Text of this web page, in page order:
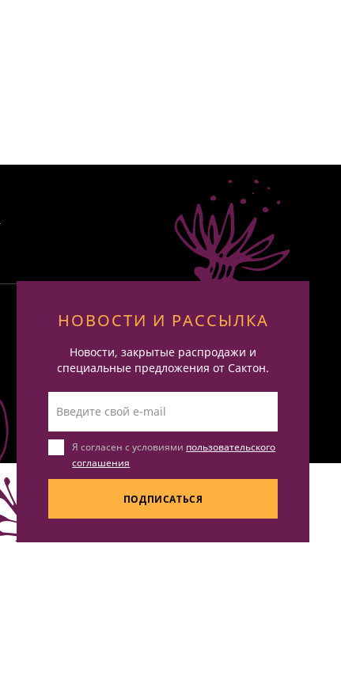
НОВОСТИ И РАССЫЛКА
Новости, закрытые распродажи и
специальные предложения от Сактон.
Я согласен с условиями пользовательского
соглашения
ПОДПИСАТЬСЯ